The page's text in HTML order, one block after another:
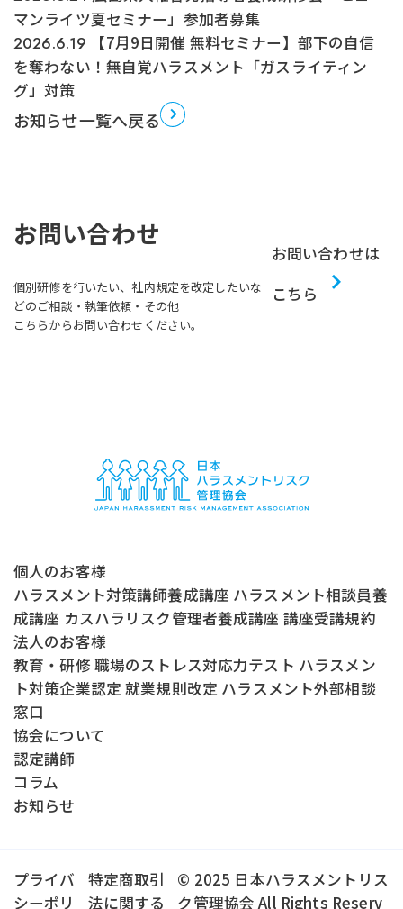
マンライツ夏セミナー」参加者募集
2026.6.19 【7月9日開催 無料セミナー】部下の自信
を奪わない！無自覚ハラスメント「ガスライティン
グ」対策
お知らせ一覧へ戻る
お問い合わせ
個別研修を行いたい、社内規定を改定したいな
どのご相談・執筆依頼・その他
こちらからお問い合わせください。
お問い合わせは
こちら
個人のお客様
ハラスメント対策講師養成講座 ハラスメント相談員養
成講座 カスハラリスク管理者養成講座 講座受講規約
法人のお客様
教育・研修 職場のストレス対応力テスト ハラスメン
ト対策企業認定 就業規則改定 ハラスメント外部相談
窓口
協会について
認定講師
コラム
お知らせ
プライバ
シーポリ
特定商取引
法に関する
© 2025 日本ハラスメントリス
ク管理協会 All Rights Reserv